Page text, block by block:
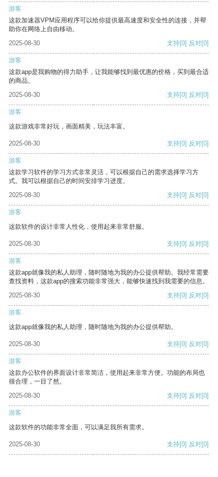
游客
这款加速器VPM应用程序可以给你提供最高速度和安全性的连接，并帮
助你在网络上自由移动。
2025-08-30
支持[0] 反对[0]
游客
这款app是我购物的得力助手，让我能够找到最优惠的价格，买到最合适
的商品。
2025-08-30
支持[0] 反对[0]
游客
这款游戏非常好玩，画面精美，玩法丰富。
2025-08-30 支持[0] 反对[0]
游客
这款学习软件的学习方式非常灵活，可以根据自己的需求选择学习方
式。我可以根据自己的时间安排学习进度。
2025-08-30
支持[0] 反对[0]
游客
这款软件的设计非常人性化，使用起来非常舒服。
2025-08-30 支持[0] 反对[0]
游客
这款app就像我的私人助理，随时随地为我的办公提供帮助。我经常需要
查找资料，这款app的搜索功能非常强大，能够快速找到我需要的信息。
2025-08-30
支持[0] 反对[0]
游客
这款app就像我的私人助理，随时随地为我的办公提供帮助。
2025-08-30 支持[0] 反对[0]
游客
这款办公软件的界面设计非常简洁，使用起来非常方便。功能的布局也
很合理，一目了然。
2025-08-30
支持[0] 反对[0]
游客
这款软件的功能非常全面，可以满足我所有需求。
2025-08-30 支持[0] 反对[0]